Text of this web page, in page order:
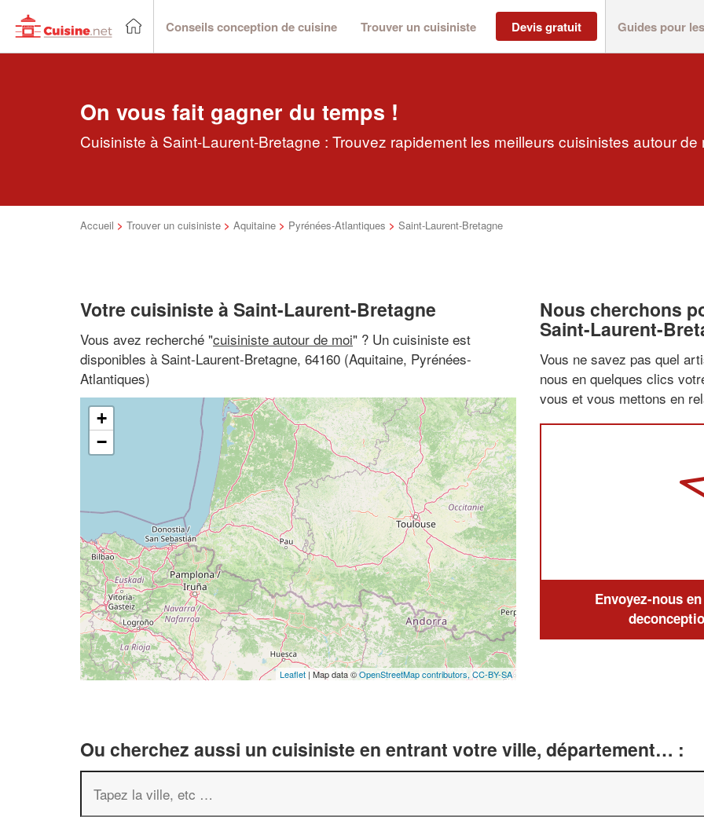
Conseils conception de cuisine Trouver un cuisiniste Devis gratuit Guides pour
On vous fait gagner du temps !
Cuisiniste à Saint-Laurent-Bretagne : Trouvez rapidement les meilleurs cuisinistes autour de
Accueil > Trouver un cuisiniste > Aquitaine > Pyrénées-Atlantiques > Saint-Laurent-Bretagne
Votre cuisiniste à Saint-Laurent-Bretagne
Vous avez recherché "cuisiniste autour de moi" ? Un cuisiniste est
disponibles à Saint-Laurent-Bretagne, 64160 (Aquitaine, Pyrénées-
Atlantiques)
+
−
Leaflet | Map data ©OpenStreetMap contributors, CC-BY-SA
Nous cherchons
Saint-Laurent-
Vous ne savez pas quel
nous en quelques clics
vous et vous mettons en
Envoyez-nous
Ou cherchez aussi un cuisiniste en entrant votre ville, département… :